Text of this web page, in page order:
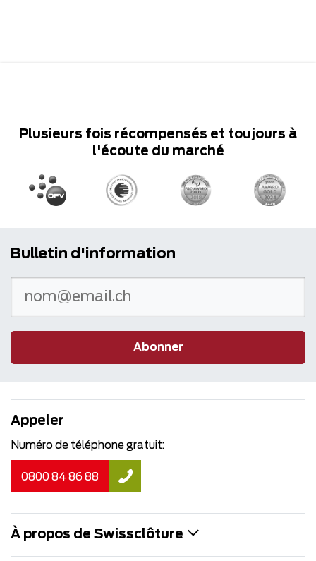
Plusieurs fois récompensés et toujours à
l'écoute du marché
Bulletin d'information
Abonner
Appeler
Numéro de téléphone gratuit:
0800 84 86 88
À propos de Swissclôture